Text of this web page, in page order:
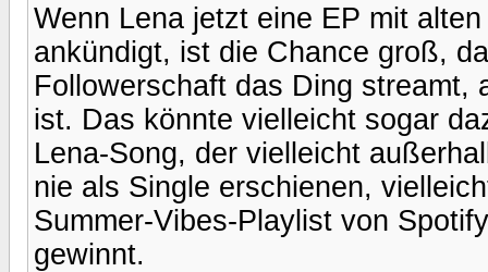
Wenn Lena jetzt eine EP mit
ankündigt, ist die Chance groß,
Followerschaft das Ding streamt,
ist. Das könnte vielleicht sogar
Lena-Song, der vielleicht
nie als Single erschienen,
Summer-Vibes-Playlist von
gewinnt.